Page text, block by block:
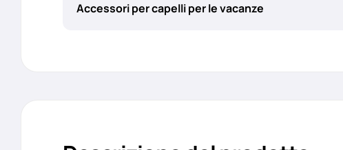
Accessori per capelli per le vacanze